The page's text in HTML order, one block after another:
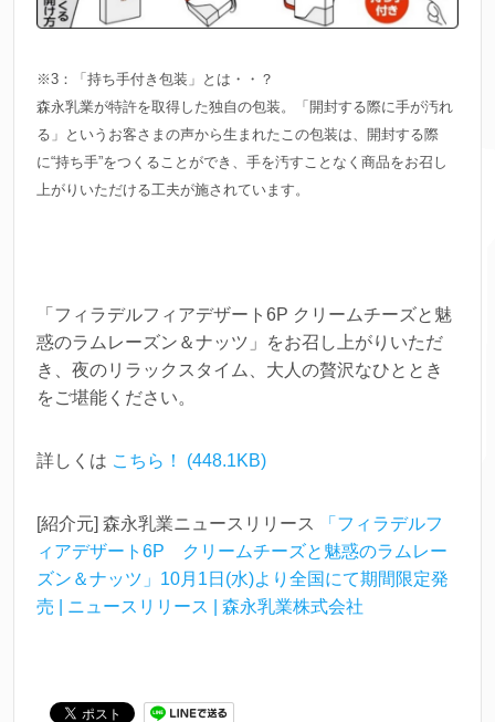
※3：「持ち手付き包装」とは・・？
森永乳業が特許を取得した独自の包装。「開封する際に手が汚れ
る」というお客さまの声から生まれたこの包装は、開封する際
に“持ち手”をつくることができ、手を汚すことなく商品をお召し
上がりいただける工夫が施されています。
「フィラデルフィアデザート6P クリームチーズと魅
惑のラムレーズン＆ナッツ」をお召し上がりいただ
き、夜のリラックスタイム、大人の贅沢なひととき
をご堪能ください。
詳しくは こちら！ (448.1KB)
[紹介元] 森永乳業ニュースリリース
「フィラデルフ
ィアデザート6P クリームチーズと魅惑のラムレー
ズン＆ナッツ」10月1日(水)より全国にて期間限定発
売 | ニュースリリース | 森永乳業株式会社